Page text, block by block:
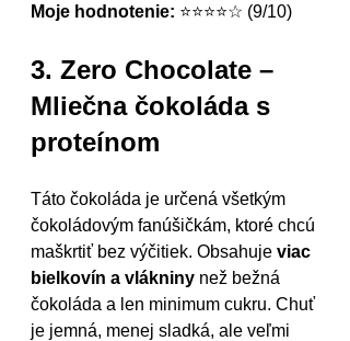
Moje hodnotenie: ⭐⭐⭐⭐☆ (9/10)
3. Zero Chocolate –
Mliečna čokoláda s
proteínom
Táto čokoláda je určená všetkým
čokoládovým fanúšičkám, ktoré chcú
maškrtiť bez výčitiek. Obsahuje viac
bielkovín a vlákniny než bežná
čokoláda a len minimum cukru. Chuť
je jemná, menej sladká, ale veľmi